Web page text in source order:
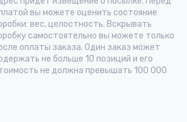
вы можете оценить состояние
вес, целостность. Вскрывать
самостоятельно вы можете только
оплаты заказа. Один заказ может
не больше 10 позиций и его
не должна превышать 100 000